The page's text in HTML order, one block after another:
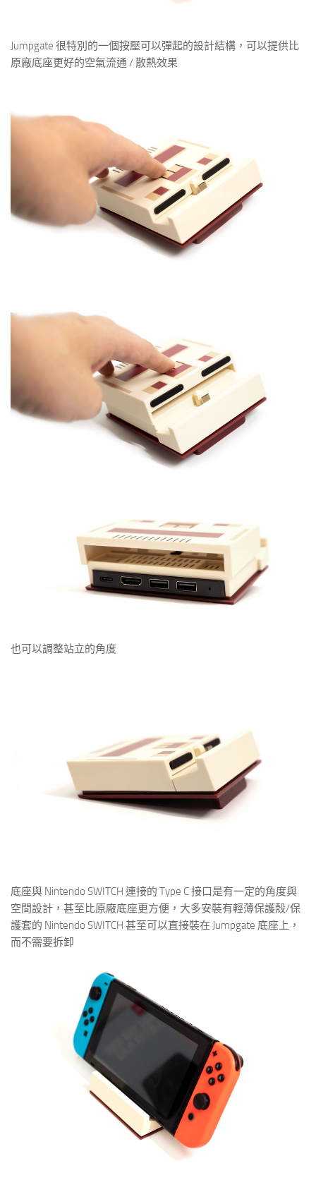
Jumpgate 很特別的一個按壓可以彈起的設計結構，可以提供比
原廠底座更好的空氣流通 / 散熱效果
也可以調整站立的角度
底座與 Nintendo SWITCH 連接的 Type C 接口是有一定的角度與
空間設計，甚至比原廠底座更方便，大多安裝有輕薄保護殼/保
護套的 Nintendo SWITCH 甚至可以直接裝在 Jumpgate 底座上，
而不需要拆卸